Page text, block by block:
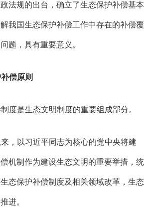
法规的出台，确立了生态保护补偿基本
我国生态保护补偿工作中存在的补偿覆
题，具有重要意义。
偿原则
度是生态文明制度的重要组成部分。
，以习近平同志为核心的党中央将建
机制作为建设生态文明的重要举措，统
态保护补偿制度及相关领域改革，生态
进。